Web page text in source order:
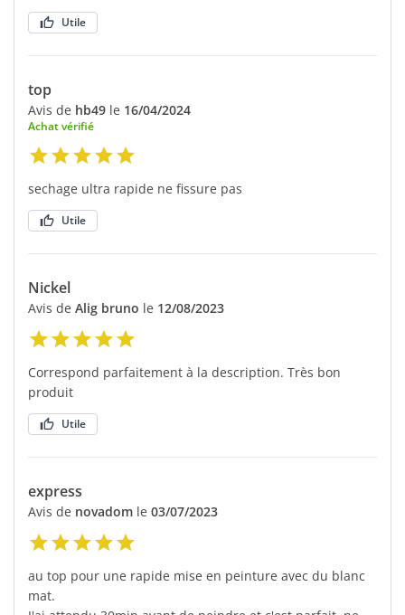
Utile
top
Avis de hb49 le 16/04/2024
Achat vérifié
sechage ultra rapide ne fissure pas
Utile
Nickel
Avis de Alig bruno le 12/08/2023
Correspond parfaitement à la description. Très bon
produit
Utile
express
Avis de novadom le 03/07/2023
au top pour une rapide mise en peinture avec du blanc
mat.